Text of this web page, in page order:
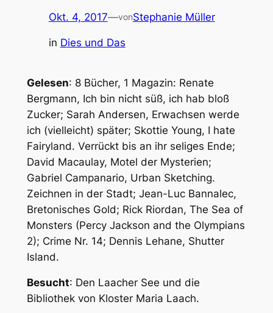
Okt. 4, 2017—vonStephanie Müller
in Dies und Das
Gelesen: 8 Bücher, 1 Magazin: Renate
Bergmann, Ich bin nicht süß, ich hab bloß
Zucker; Sarah Andersen, Erwachsen werde
ich (vielleicht) später; Skottie Young, I hate
Fairyland. Verrückt bis an ihr seliges Ende;
David Macaulay, Motel der Mysterien;
Gabriel Campanario, Urban Sketching.
Zeichnen in der Stadt; Jean-Luc Bannalec,
Bretonisches Gold; Rick Riordan, The Sea of
Monsters (Percy Jackson and the Olympians
2); Crime Nr. 14; Dennis Lehane, Shutter
Island.
Besucht: Den Laacher See und die
Bibliothek von Kloster Maria Laach.